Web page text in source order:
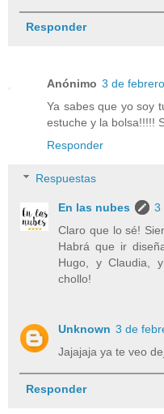
Responder
Anónimo 3 de
Ya sabes que yo soy
estuche y la bolsa!!!!!
Responder
Respuestas
En las nubes
3
Claro que lo sé!
Habrá que ir
Hugo, y Claudia,
chollo!
Unknown 3 de
Jajajaja ya te veo
Responder